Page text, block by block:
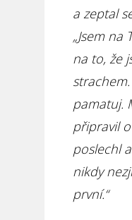
a zeptal
„Jsem na
na to, že
pamatuj.
připravil
poslechl
nikdy
první.“